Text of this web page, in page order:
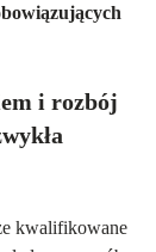
i rozbój
kwalifikowane